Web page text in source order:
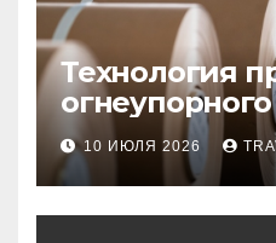
Технология
картона из
волокна
10 ИЮЛЯ 2026